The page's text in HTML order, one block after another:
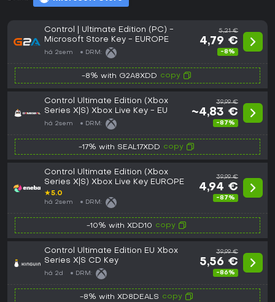
Control | Ultimate Edition (PC) -
Microsoft Store Key - EUROPE
há 2sem DRM:
5,21 €
4,79 €
-8%
-8% with G2A8XDD copy
Control Ultimate Edition (Xbox
Series X|S) Xbox Live Key - EU
há 2sem DRM:
39,99 €
~4,83 €
-87%
-17% with SEAL17XDD copy
Control Ultimate Edition (Xbox
Series X|S) Xbox Live Key EUROPE
★5.0
há 2sem DRM:
39,99 €
4,94 €
-87%
-10% with XDD10 copy
Control Ultimate Edition EU Xbox
Series X|S CD Key
há 2d DRM:
39,99 €
5,56 €
-86%
-8% with XD8DEALS copy